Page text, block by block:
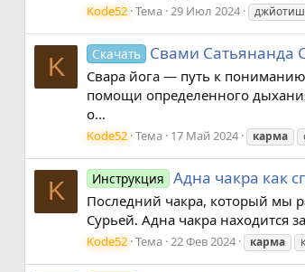
Kode52 Тема 29 Июл 2024
K Скачать Свами Сатьянанда
Свара йога — путь к
помощи определенного
о...
Kode52 Тема 17 Май 2024 карма
K Инструкция Адна чакра как
Последний чакра, который мы
Сурьей. Адна чакра находится
Kode52 Тема 22 Фев 2024 карма